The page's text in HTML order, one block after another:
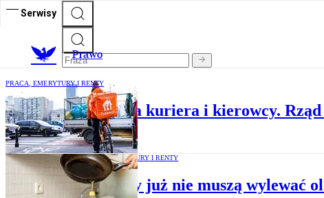
Serwisy
Prawo
PRACA, EMERYTURY I RENTY
Umowa o pracę dla kuriera i kierowcy.
PRACA, EMERYTURY I RENTY
Seniorzy już nie muszą wylewać